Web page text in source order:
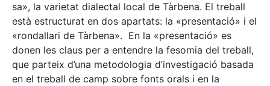
sa», la varietat dialectal local de Tàrbena. El treball
està estructurat en dos apartats: la «presentació» i el
«rondallari de Tàrbena». En la «presentació» es
donen les claus per a entendre la fesomia del treball,
que parteix d’una metodologia d’investigació basada
en el treball de camp sobre fonts orals i en la